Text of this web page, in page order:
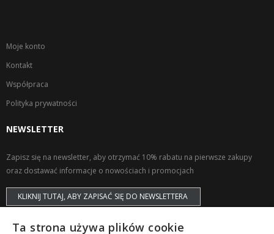
Moje konto
Kontakt
Współpraca
Polityka prywatności
NEWSLETTER
Zapisz się na newsletter, aby otrzymać 10% rabatu na pierwsze zakupy
oraz dostawać informacje o nowościach i promocjach
KLIKNIJ TUTAJ, ABY ZAPISAĆ SIĘ DO NEWSLETTERA
Ta strona używa plików cookie